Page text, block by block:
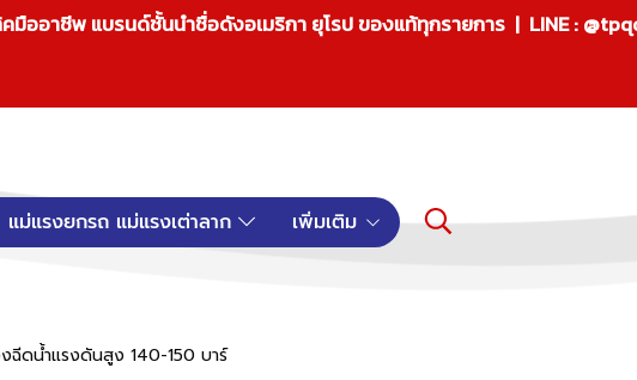
ออาชีพ แบรนด์ชั้นนำชื่อดังอเมริกา ยุโรป ของแท้ทุกรายการ | LINE :
แม่แรงยกรถ แม่แรงเต่าลาก เพิ่มเติม
งฉีดน้ำแรงดันสูง 140-150 บาร์